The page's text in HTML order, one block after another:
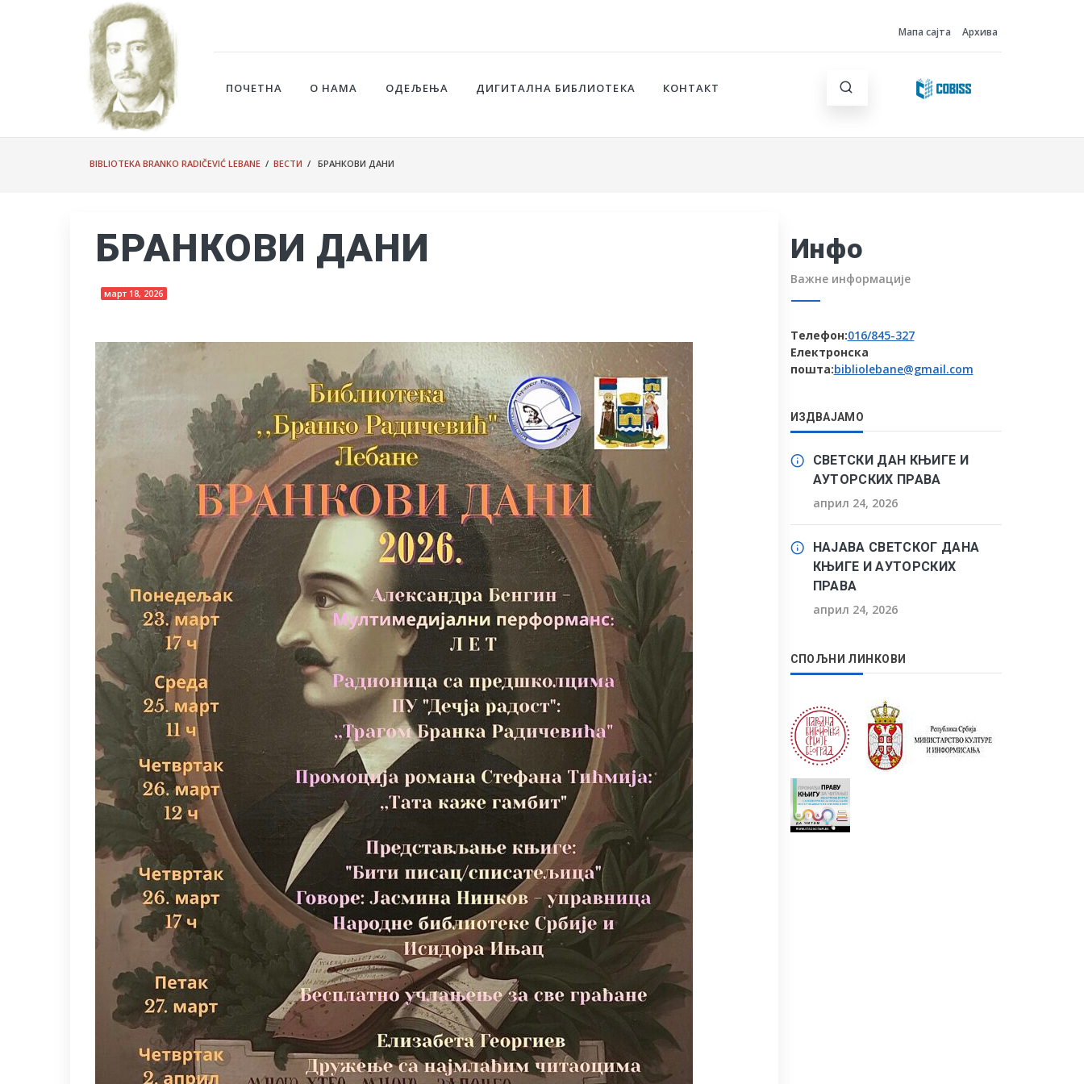
Мапа сајта Архива
ПОЧЕТНА О НАМА ОДЕЉЕЊА ДИГИТАЛНА БИБЛИОТЕКА КОНТАКТ
BIBLIOTEKA BRANKO RADIČEVIĆ LEBANE / ВЕСТИ / БРАНКОВИ ДАНИ
БРАНКОВИ ДАНИ
март 18, 2026
Инфо
Важне информације
Телефон:016/845-327
Електронска
пошта:bibliolebane@gmail.com
ИЗДВАЈАМО
СВЕТСКИ ДАН КЊИГЕ И
АУТОРСКИХ ПРАВА
април 24, 2026
НАЈАВА СВЕТСКОГ ДАНА
КЊИГЕ И АУТОРСКИХ
ПРАВА
април 24, 2026
СПОЉНИ ЛИНКОВИ